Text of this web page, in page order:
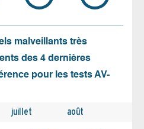
malveillants très
des 4 dernières
pour les tests AV-
juillet août